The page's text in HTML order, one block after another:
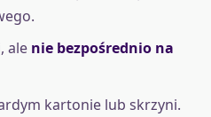
ale nie bezpośrednio na
kartonie lub skrzyni.